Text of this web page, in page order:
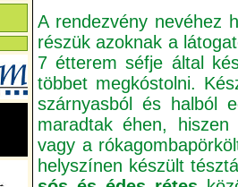
A rendezvény nevéhez
részük azoknak a
7 étterem séfje által
többet megkóstolni.
szárnyasból és halból
maradtak éhen,
vagy a
helyszínen készült